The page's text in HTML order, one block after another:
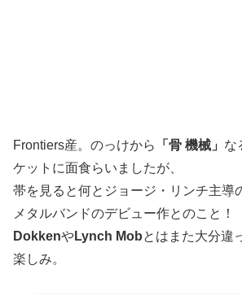
Frontiers産。のっけから 「骨 機械」 な
ケットに面食らいましたが、
帯を見ると何とジョージ・リンチ主導
メタルバンドのデビュー作とのこと！
DokkenやLynch Mobとはまた大分違
楽しみ。